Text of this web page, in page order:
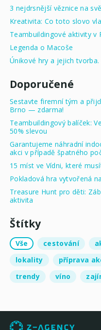
3 nejdrsnější věznice na
Kreativita: Co toto slovo
Teambuildingové aktivity v
Legenda o Macoše
Únikové hry a jejich
Doporučené
Sestavte firemní tým a
Brno — zdarma!
Teambuildingový balíček:
50% slevou
Garantujeme náhradní
akci v případě špatného
15 míst ve Vídni, které
Pokladová hra vytvořená
Treasure Hunt pro děti:
aktivita
Štítky
Vše cestování
lokality
příprava
trendy
víno